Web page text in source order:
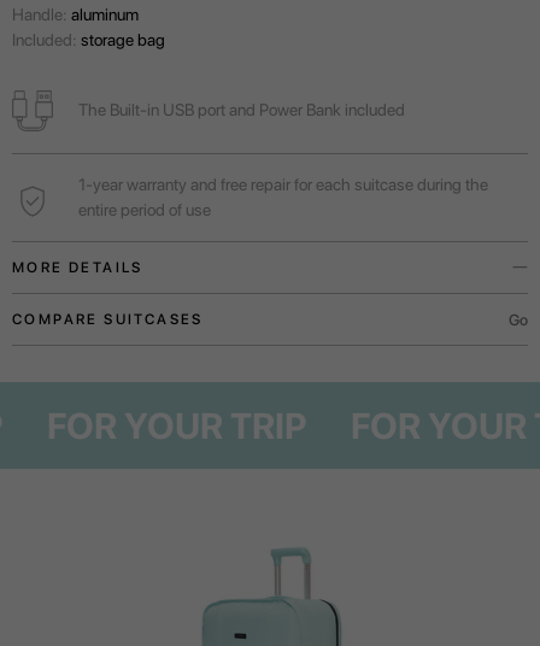
Handle: aluminum
Included: storage bag
The Built-in USB port and Power Bank included
1-year warranty and free repair for each suitcase during the
entire period of use
MORE DETAILS
Built-in USB port and Power Bank will always help to charge the phone
while you wait for the flight.
documents, boarding pass or mobile device.
COMPARE SUITCASES Go
FOR YOUR TRIP FOR